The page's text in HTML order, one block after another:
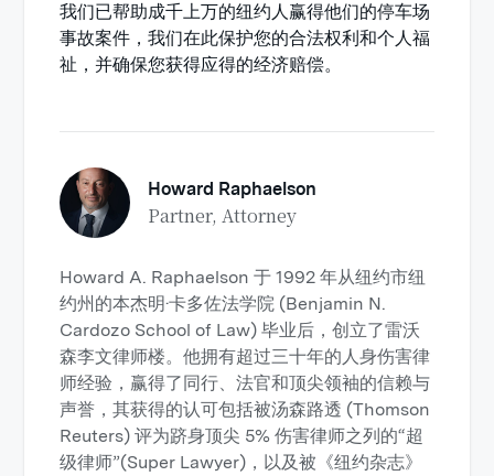
我们已帮助成千上万的纽约人赢得他们的停车场
事故案件，我们在此保护您的合法权利和个人福
祉，并确保您获得应得的经济赔偿。
Howard Raphaelson
Partner, Attorney
Howard A. Raphaelson 于 1992 年从纽约市纽
约州的本杰明·卡多佐法学院 (Benjamin N.
Cardozo School of Law) 毕业后，创立了雷沃
森李文律师楼。他拥有超过三十年的人身伤害律
师经验，赢得了同行、法官和顶尖领袖的信赖与
声誉，其获得的认可包括被汤森路透 (Thomson
Reuters) 评为跻身顶尖 5% 伤害律师之列的“超
级律师”(Super Lawyer)，以及被《纽约杂志》